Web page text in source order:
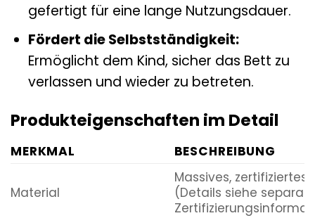
gefertigt für eine lange Nutzungsdauer.
Fördert die Selbstständigkeit:
Ermöglicht dem Kind, sicher das Bett zu
verlassen und wieder zu betreten.
Produkteigenschaften im Detail
MERKMAL BESCHREIBUNG
Material
Massives, zertifiziertes
(Details siehe